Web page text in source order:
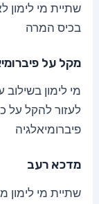
שתיית מי
בכיס המרה
מקל על
מי לימון
לעזור להקל על
פיברומיאלגיה
מדכא רעב
שתיית מי